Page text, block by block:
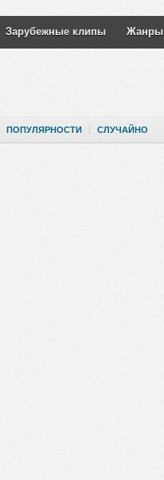
Зарубежные клипы Жанры
ПОПУЛЯРНОСТИ | СЛУЧАЙНО